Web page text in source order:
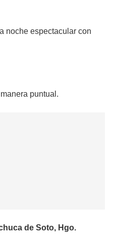
noche espectacular con
puntual.
de Soto, Hgo.